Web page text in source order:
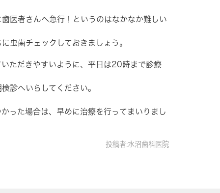
医者さんへ急行！というのはなかなか難しい
虫歯チェックしておきましょう。
ただきやすいように、平日は20時まで診療
診へいらしてください。
った場合は、早めに治療を行ってまいりまし
投稿者:水沼歯科医院